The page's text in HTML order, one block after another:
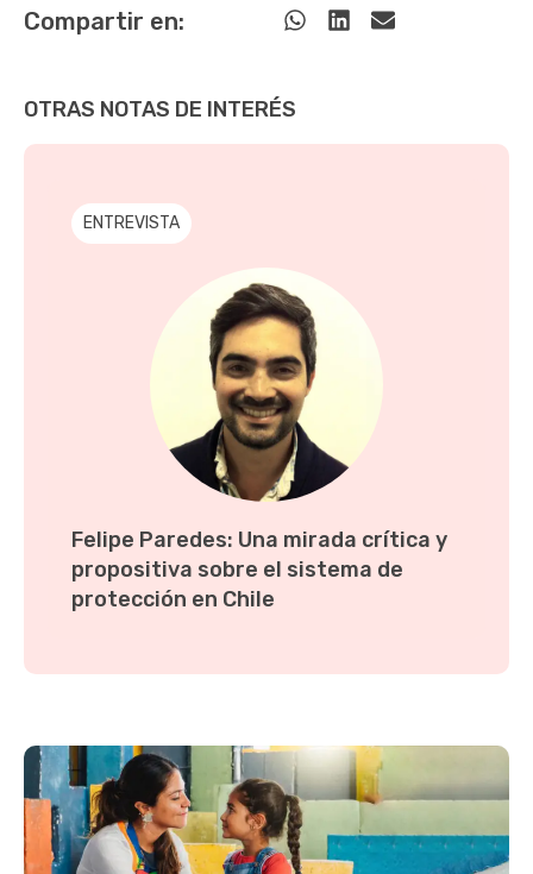
Compartir en:
OTRAS NOTAS DE INTERÉS
ENTREVISTA
Felipe Paredes: Una mirada crítica y
propositiva sobre el sistema de
protección en Chile